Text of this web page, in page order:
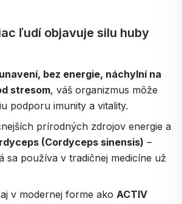
ľudí objavuje silu huby
unavení, bez energie, náchylní na
stresom, váš organizmus môže
podporu imunity a vitality.
prírodných zdrojov energie a
(Cordyceps sinensis) –
sa používa v tradičnej medicíne už
v modernej forme ako ACTIV